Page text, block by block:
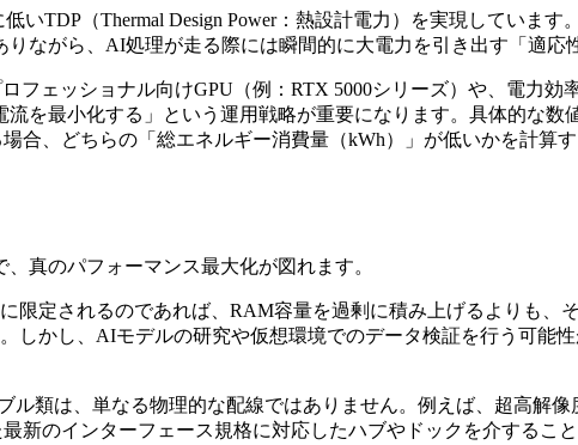
いTDP（Thermal Design Power：熱設計電力）を実現していま
ながら、AI処理が走る際には瞬間的に大電力を引き出す「適応
フェッショナル向けGPU（例：RTX 5000シリーズ）や、電力効
を最小化する」という運用戦略が重要になります。具体的な数
合、どちらの「総エネルギー消費量（kWh）」が低いかを計算
真のパフォーマンス最大化が図れます。
限定されるのであれば、RAM容量を過剰に積み上げるよりも、
しかし、AIモデルの研究や仮想環境でのデータ検証を行う可能
ル類は、単なる物理的な配線ではありません。例えば、超高解
最新のインターフェース規格に対応したハブやドックを介する